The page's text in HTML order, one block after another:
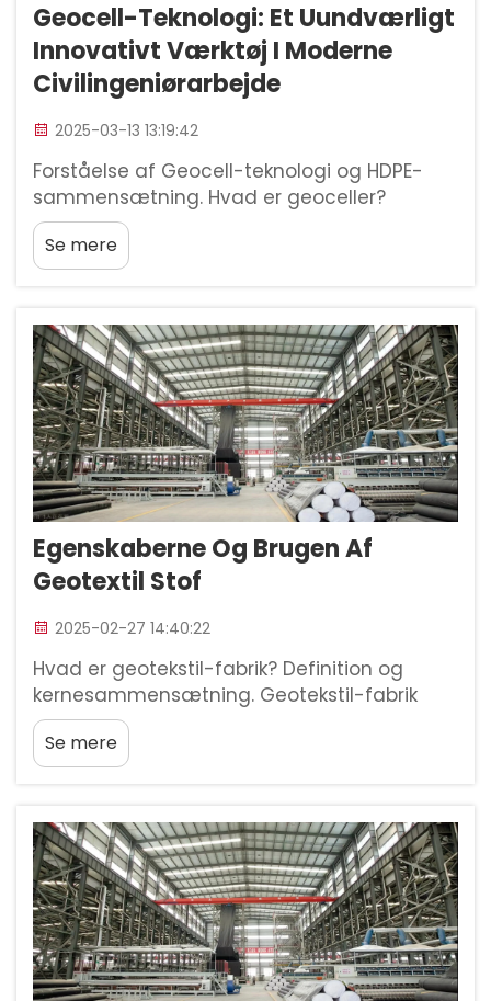
Geocell-Teknologi: Et Uundværligt
Innovativt Værktøj I Moderne
Civilingeniørarbejde
2025-03-13 13:19:42
Forståelse af Geocell-teknologi og HDPE-
sammensætning. Hvad er geoceller?
Geoceller er disse letvægts, 3D-strukturer,
som bruges overalt til at stabilisere og
forstærke jord i bygningsarbejde.
Se mere
Egenskaberne Og Brugen Af
Geotextil Stof
2025-02-27 14:40:22
Hvad er geotekstil-fabrik? Definition og
kernesammensætning. Geotekstil-fabrik
refererer til en type gennemtrængelig
materiale, der almindeligvis anvendes i
civilingeniørprojekter og bygningsarbejde til
stoffer hjælper med at stabilisere grunden...
Se mere